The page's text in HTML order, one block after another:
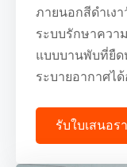
ภายนอกสีดำเง
ระบบรักษาควา
แบบบานพับที่ยืด
ระบายอากาศไ
รับใบเสนอ